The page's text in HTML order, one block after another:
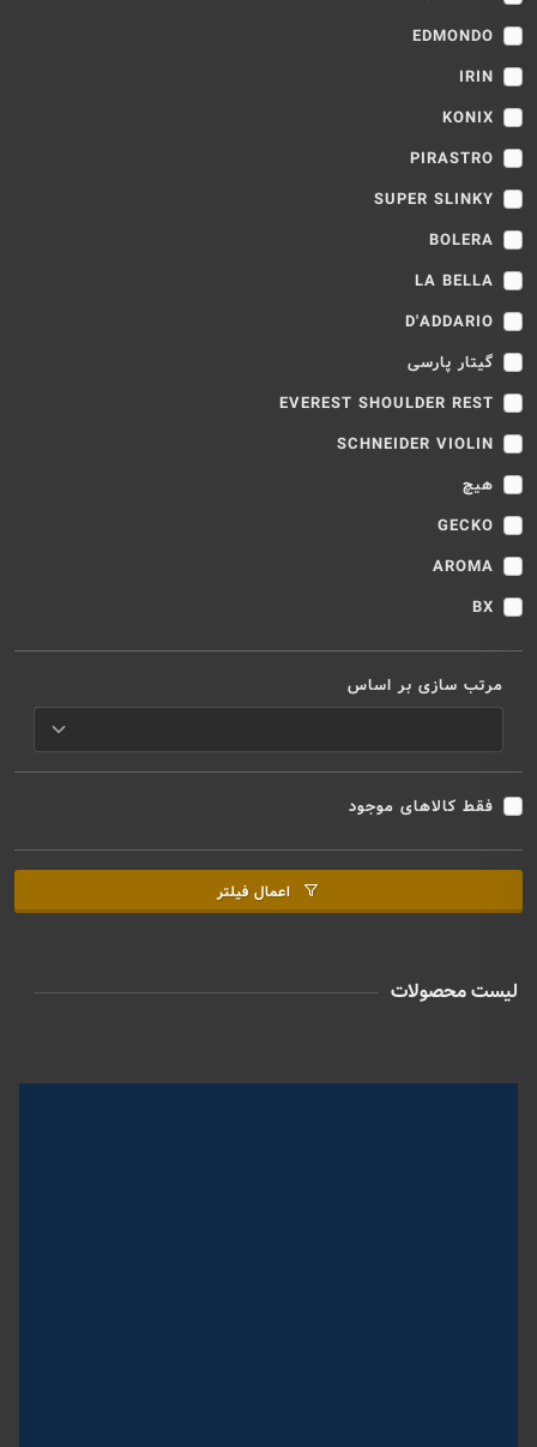
EDMONDO
IRIN
KONIX
PIRASTRO
SUPER SLINKY
BOLERA
LA BELLA
D'ADDARIO
گیتار پارسی
EVEREST SHOULDER REST
SCHNEIDER VIOLIN
هیچ
GECKO
AROMA
BX
مرتب سازی بر اساس
فقط کالاهای موجود
اعمال فیلتر
لیست محصولات